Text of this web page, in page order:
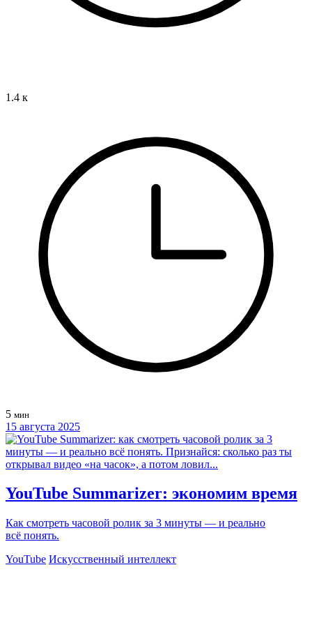
1.4 к
5 мин
15 августа 2025
YouTube Summarizer: экономим время
Как смотреть часовой ролик за 3 минуты — и реально
всё понять.
YouTube Искусственный интеллект